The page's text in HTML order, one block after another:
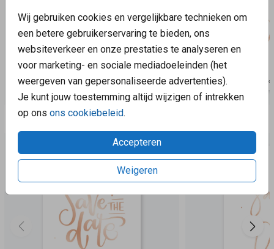
Wij gebruiken cookies en vergelijkbare technieken om
een betere gebruikerservaring te bieden, ons
websiteverkeer en onze prestaties te analyseren en
voor marketing- en sociale mediadoeleinden (het
weergeven van gepersonaliseerde advertenties).
Je kunt jouw toestemming altijd wijzigen of intrekken
op ons ons cookiebeleid.
Accepteren
Weigeren
Aanbevolen